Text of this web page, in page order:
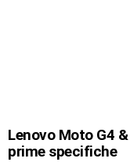
Lenovo Moto G4
prime specifiche